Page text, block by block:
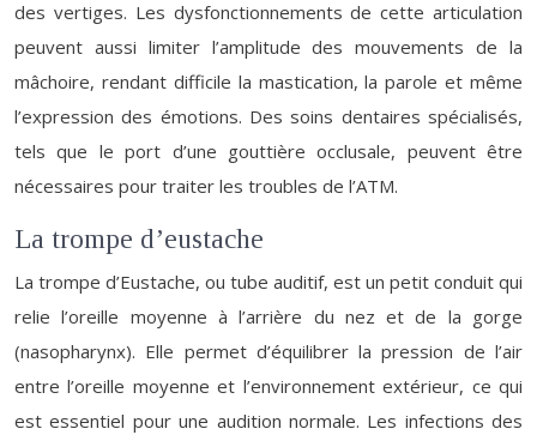
des vertiges. Les dysfonctionnements de cette articulation
peuvent aussi limiter l’amplitude des mouvements de la
mâchoire, rendant difficile la mastication, la parole et même
l’expression des émotions. Des soins dentaires spécialisés,
tels que le port d’une gouttière occlusale, peuvent être
nécessaires pour traiter les troubles de l’ATM.
La trompe d’eustache
La trompe d’Eustache, ou tube auditif, est un petit conduit qui
relie l’oreille moyenne à l’arrière du nez et de la gorge
(nasopharynx). Elle permet d’équilibrer la pression de l’air
entre l’oreille moyenne et l’environnement extérieur, ce qui
est essentiel pour une audition normale. Les infections des